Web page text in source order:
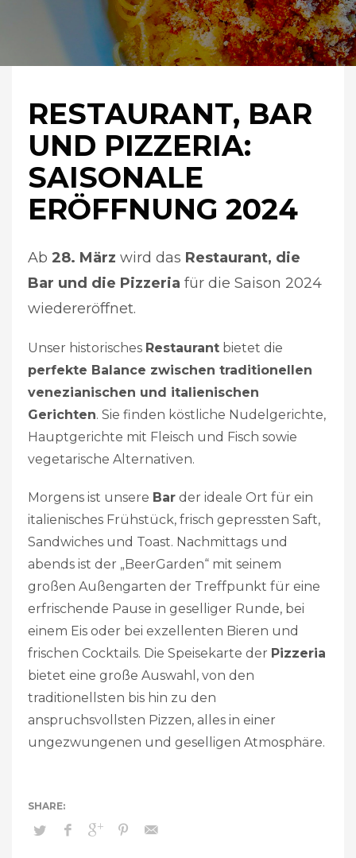
RESTAURANT, BAR
UND PIZZERIA:
SAISONALE
ERÖFFNUNG 2024
Ab 28. März wird das Restaurant, die
Bar und die Pizzeria für die Saison 2024
wiedereröffnet.
Unser historisches Restaurant bietet die
perfekte Balance zwischen traditionellen
venezianischen und italienischen
Gerichten. Sie finden köstliche Nudelgerichte,
Hauptgerichte mit Fleisch und Fisch sowie
vegetarische Alternativen.
Morgens ist unsere Bar der ideale Ort für ein
italienisches Frühstück, frisch gepressten Saft,
Sandwiches und Toast. Nachmittags und
abends ist der „BeerGarden“ mit seinem
großen Außengarten der Treffpunkt für eine
erfrischende Pause in geselliger Runde, bei
einem Eis oder bei exzellenten Bieren und
frischen Cocktails. Die Speisekarte der Pizzeria
bietet eine große Auswahl, von den
traditionellsten bis hin zu den
anspruchsvollsten Pizzen, alles in einer
ungezwungenen und geselligen Atmosphäre.